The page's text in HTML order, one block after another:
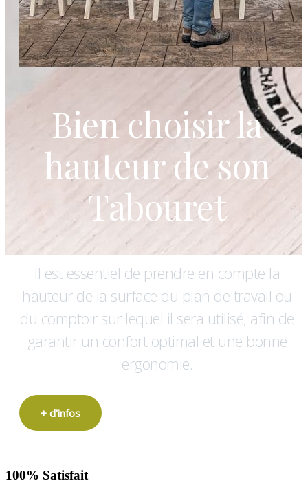
Bien choisir la
hauteur de son
Tabouret
Il est essentiel de prendre en compte la
hauteur de la surface du plan de travail ou
du comptoir sur lequel il sera utilisé, afin de
garantir un confort optimal et une bonne
ergonomie.
+ d'infos
100% Satisfait